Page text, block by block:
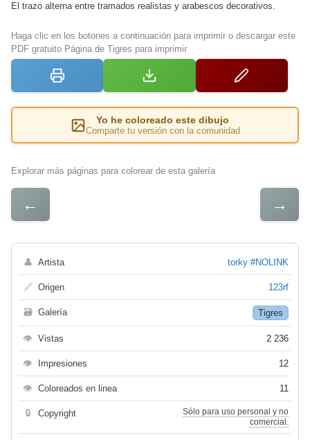
El trazo alterna entre tramados realistas y arabescos decorativos.
Haga clic en los botones a continuación para imprimir o descargar este
PDF gratuito Página de Tigres para imprimir
Yo he coloreado este dibujo
Comparte tu versión con la comunidad
Explorar más páginas para colorear de esta galería
← →
👤 Artista torky #NOLINK
🔗 Origen 123rf
🗃 Galería Tigres
👁 Vistas 2 236
👁 Impresiones 12
👁 Coloreados en linea 11
🔒 Copyright
Sólo para uso personal y no
comercial.